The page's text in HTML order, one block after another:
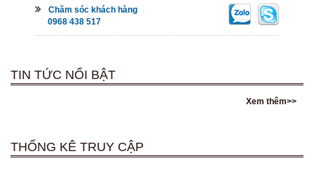
Chăm sóc khách hàng
0968 438 517
TIN TỨC NỔI BẬT
Xem thêm>>
THỐNG KÊ TRUY CẬP